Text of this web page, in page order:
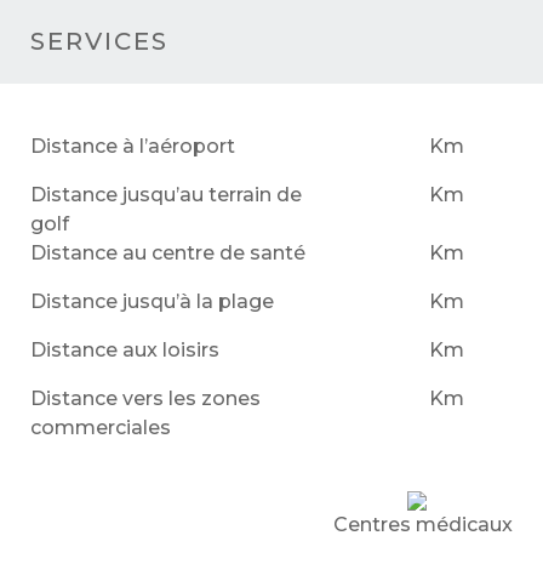
SERVICES
Distance à l’aéroport Km
Distance jusqu’au terrain de
golf
Km
Distance au centre de santé Km
Distance jusqu’à la plage Km
Distance aux loisirs Km
Distance vers les zones
commerciales
Km
Centres médicaux